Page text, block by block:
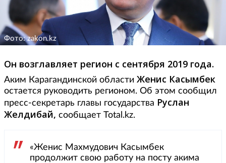
Фото: zakon.kz
Он возглавляет регион с сентября 2019 года.
Аким Карагандинской области Женис Касымбек
остается руководить регионом. Об этом сообщил
пресс-секретарь главы государства Руслан
Желдибай, сообщает Total.kz.
«Женис Махмудович Касымбек
продолжит свою работу на посту акима